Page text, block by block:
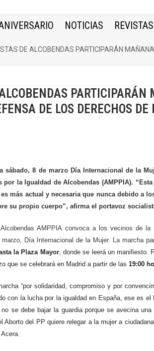
NOTICIAS REVISTAS
DE ALCOBENDAS PARTICIPARÁN
DE LOS DERECHOS
sábado, 8 de marzo Día Internacional de la
por la Igualdad de Alcobendas (AMPPIA).
más actual y necesaria que nunca debido a
su propio cuerpo”, afirma el portavoz
AMPPIA convoca a los vecinos de
Día Internacional de la Mujer. La marcha
la Plaza Mayor, donde se leerá un manifiesto.
que se celebrará en Madrid a partir de las 19:00
“por solidaridad, compromiso y por
con la lucha por la igualdad en España, ese es
se debe bajar la guardia porque se avecina
Aborto del PP quiere relegar a la mujer a